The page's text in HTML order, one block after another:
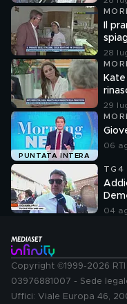
Il
28
29
PUNTATA INTERA
06
TG4
04
Copyright ©1999-2026
03976881007 - Sede
Uffici: Viale Europa 46,